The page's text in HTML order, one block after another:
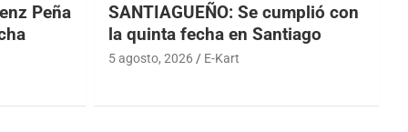
Peña
SANTIAGUEÑO: Se cumplió con
la quinta fecha en Santiago
5 agosto, 2026 E-Kart
Ramiro Tot (Asfalto)
Baradero (Buenos Aires)